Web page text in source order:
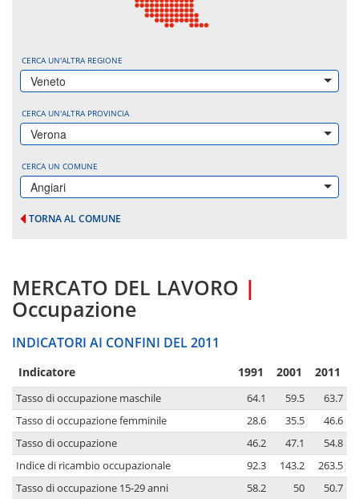
CERCA UN'ALTRA REGIONE
Veneto
CERCA UN'ALTRA PROVINCIA
Verona
CERCA UN COMUNE
Angiari
TORNA AL COMUNE
MERCATO DEL LAVORO |
Occupazione
INDICATORI AI CONFINI DEL 2011
Indicatore 1991 2001 2011
Tasso di occupazione maschile 64.1 59.5
63.7
Tasso di occupazione femminile
28.6 35.5
46.6
Tasso di occupazione
46.2 47.1
54.8
Indice di ricambio occupazionale
92.3 143.2
263.5
Tasso di occupazione 15-29 anni
58.2 50
50.7